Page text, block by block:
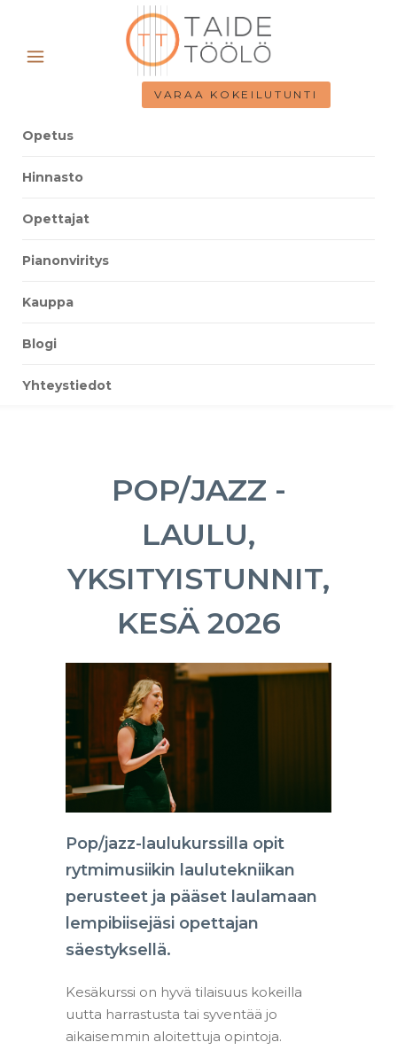
VARAA KOKEILUTUNTI
Opetus
Hinnasto
Opettajat
Pianonviritys
Kauppa
Blogi
Yhteystiedot
POP/JAZZ -
LAULU,
YKSITYISTUNNIT,
KESÄ 2026
Pop/jazz-laulukurssilla opit
rytmimusiikin laulutekniikan
perusteet ja pääset laulamaan
lempibiisejäsi opettajan
säestyksellä.
Kesäkurssi on hyvä tilaisuus kokeilla
uutta harrastusta tai syventää jo
aikaisemmin aloitettuja opintoja.